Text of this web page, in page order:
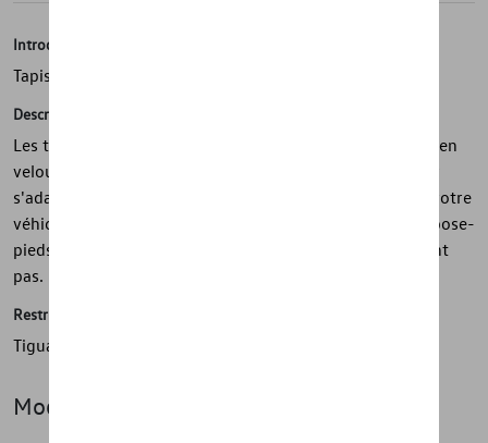
Introduction
Tapis de sol textiles
Description
Les tapis de sol textiles d'origine Volkswagen, fabriqués en
velours de haute qualité, sont parfaitement conçus pour
s'adapter et aider à protéger l'espace pour les pieds de votre
véhicule. En se fixant aux points prévus dans chaque repose-
pieds, les tapis avant tiennent bien en place et ne glissent
pas.
Restrictions
Tiguan A partir de la semaine : 2007/44
Modèle(s)